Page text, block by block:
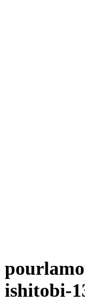
ishitobi-